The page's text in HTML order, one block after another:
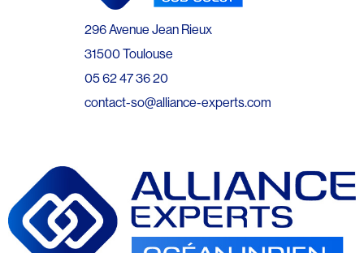
296 Avenue Jean Rieux
31500 Toulouse
05 62 47 36 20
contact-so@alliance-experts.com